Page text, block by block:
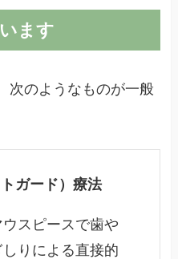
ます
次のようなものが一般
ガード）療法
スピースで歯や
りによる直接的